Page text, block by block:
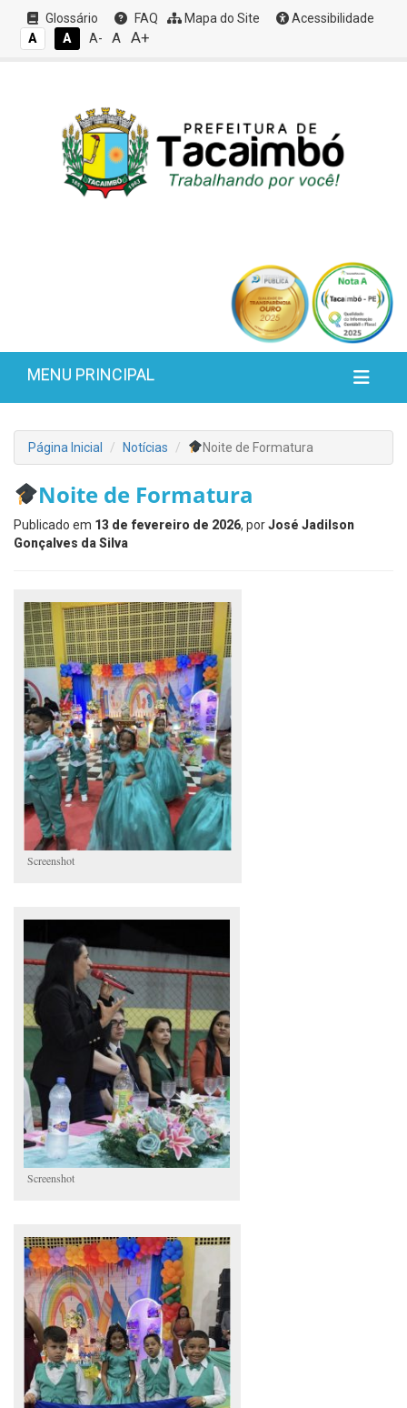
Glossário FAQ Mapa do Site
Acessibilidade
A
A A- A A+
MENU PRINCIPAL
Página Inicial Notícias Noite de Formatura
Noite de Formatura
Publicado em 13 de fevereiro de 2026, porJosé Jadilson
Gonçalves da Silva
Screenshot
Screenshot